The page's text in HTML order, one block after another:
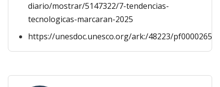
diario/mostrar/5147322/7-tendencias-
tecnologicas-marcaran-2025
https://unesdoc.unesco.org/ark:/48223/